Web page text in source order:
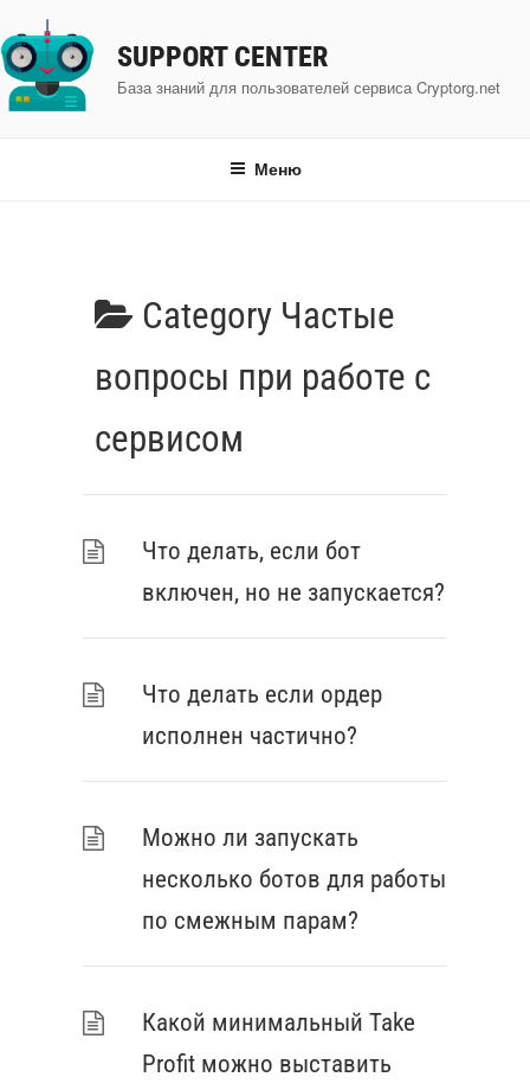
к
содержимому
SUPPORT CENTER
База знаний для пользователей сервиса Cryptorg.net
Меню
Category Частые
вопросы при работе с
сервисом
Что делать, если бот
включен, но не запускается?
Что делать если ордер
исполнен частично?
Можно ли запускать
несколько ботов для работы
по смежным парам?
Какой минимальный Take
Profit можно выставить